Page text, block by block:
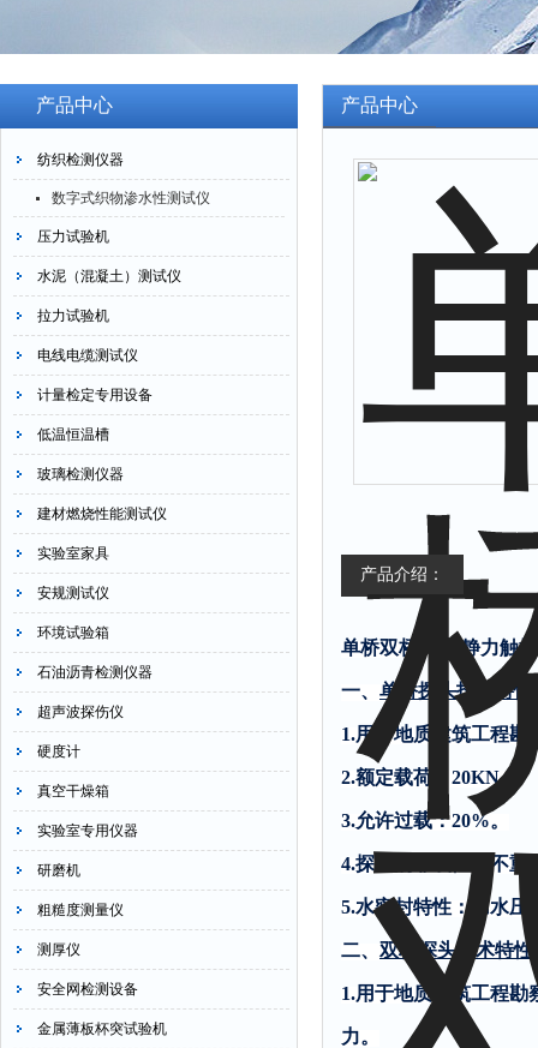
产品中心
纺织检测仪器
数字式织物渗水性测试仪
压力试验机
水泥（混凝土）测试仪
拉力试验机
电线电缆测试仪
计量检定专用设备
低温恒温槽
玻璃检测仪器
建材燃烧性能测试仪
实验室家具
安规测试仪
环境试验箱
石油沥青检测仪器
超声波探伤仪
硬度计
真空干燥箱
实验室专用仪器
研磨机
粗糙度测量仪
测厚仪
安全网检测设备
金属薄板杯突试验机
产品中心
产品介绍：
单桥双桥探头 静力触
一、 单桥探头技术特性
1.用于地质建筑工程勘
2.额定载荷： 20KN。
3.允许过载：20%。
4.探头的非线性、不重
5.水密封特性：加水压
二、 双桥探头技术特性
1.用于地质建筑工程勘
力。